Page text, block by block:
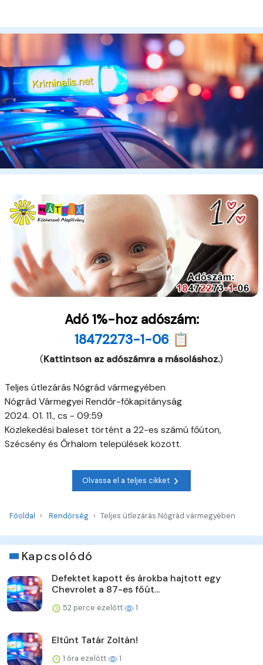
Adó 1%-hoz adószám:
18472273-1-06 📋
(Kattintson az adószámra a másoláshoz.)
Teljes útlezárás Nógrád vármegyében
Nógrád Vármegyei Rendőr-főkapitányság
2024. 01. 11., cs - 09:59
Közlekedési baleset történt a 22-es számú főúton,
Szécsény és Őrhalom települések között.
Olvassa el a teljes cikket
Főoldal Rendőrség Teljes útlezárás Nógrád vármegyében
Kapcsolódó
Defektet kapott és árokba hajtott egy
Chevrolet a 87-es főút...
52 perce ezelőtt 1
Eltűnt Tatár Zoltán!
1 óra ezelőtt 1